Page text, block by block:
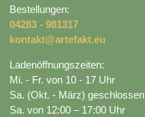
Bestellungen:
04283 - 981317
kontakt@artefakt.eu
Ladenöffnungszeiten:
Mi. - Fr. von 10 - 17 Uhr
Sa. (Okt. - März) geschlossen
Sa. von 12:00 – 17:00 Uhr